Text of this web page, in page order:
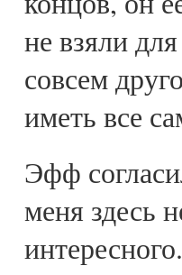
не взяли
совсем
иметь все
Эфф
меня здесь